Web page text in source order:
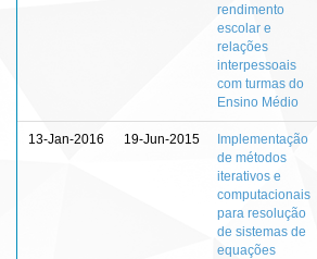
rendimento
escolar e
relações
interpessoais
com turmas do
Ensino Médio
13-Jan-2016 19-Jun-2015
Implementação
de métodos
iterativos e
computacionais
para resolução
de sistemas de
equações